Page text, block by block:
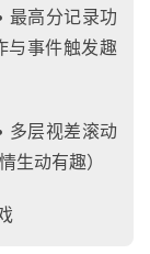
最高分记录功
与事件触发趣
多层视差滚动
生动有趣）